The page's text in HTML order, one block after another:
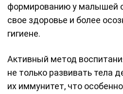
формированию у малышей
свое здоровье и более
гигиене.
Активный метод
не только развивать тела
их иммунитет, что